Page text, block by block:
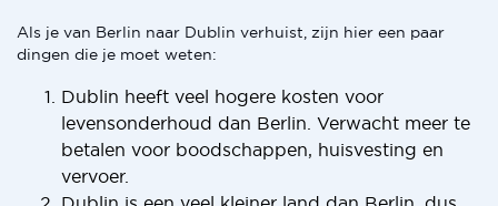
Als je van Berlin naar Dublin verhuist, zijn hier een paar
dingen die je moet weten:
Dublin heeft veel hogere kosten voor
levensonderhoud dan Berlin. Verwacht meer te
betalen voor boodschappen, huisvesting en
vervoer.